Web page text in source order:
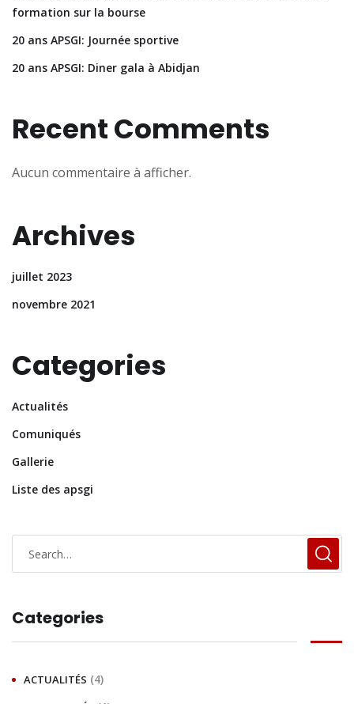
formation sur la bourse
20 ans APSGI: Journée sportive
20 ans APSGI: Diner gala à Abidjan
Recent Comments
Aucun commentaire à afficher.
Archives
juillet 2023
novembre 2021
Categories
Actualités
Comuniqués
Gallerie
Liste des apsgi
Categories
ACTUALITÉS (4)